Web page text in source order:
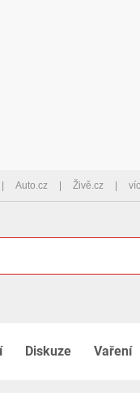
Auto.cz Živě.cz
Diskuze Vaření